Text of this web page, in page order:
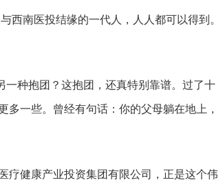
南医投结缘的一代人，人人都可以得到。
种抱团？这抱团，还真特别靠谱。过了十
一些。曾经有句话：你的父母躺在地上，
健康产业投资集团有限公司，正是这个伟